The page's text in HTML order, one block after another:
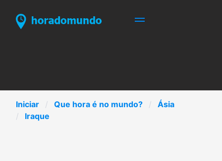
Iniciar Que hora é no mundo?
Ásia
Iraque